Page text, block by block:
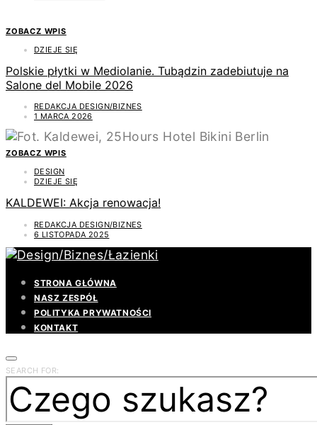
ZOBACZ WPIS
DZIEJE SIĘ
Polskie płytki w Mediolanie. Tubądzin zadebiutuje na
Salone del Mobile 2026
REDAKCJA DESIGN/BIZNES
1 MARCA 2026
ZOBACZ WPIS
DESIGN
DZIEJE SIĘ
KALDEWEI: Akcja renowacja!
REDAKCJA DESIGN/BIZNES
6 LISTOPADA 2025
STRONA GŁÓWNA
NASZ ZESPÓŁ
POLITYKA PRYWATNOŚCI
KONTAKT
SEARCH FOR: